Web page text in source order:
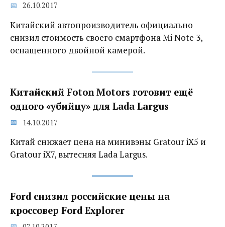
26.10.2017
Китайский автопроизводитель официально
снизил стоимость своего смартфона Mi Note 3,
оснащенного двойной камерой.
Китайский Foton Motors готовит ещё
одного «убийцу» для Lada Largus
14.10.2017
Китай снижает цена на минивэны Gratour iX5 и
Gratour iX7, вытесняя Lada Largus.
Ford снизил российские цены на
кроссовер Ford Explorer‍